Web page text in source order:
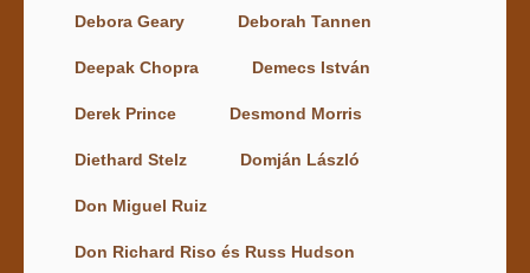
Debora Geary Deborah Tannen
Deepak Chopra Demecs István
Derek Prince Desmond Morris
Diethard Stelz Domján László
Don Miguel Ruiz
Don Richard Riso és Russ Hudson